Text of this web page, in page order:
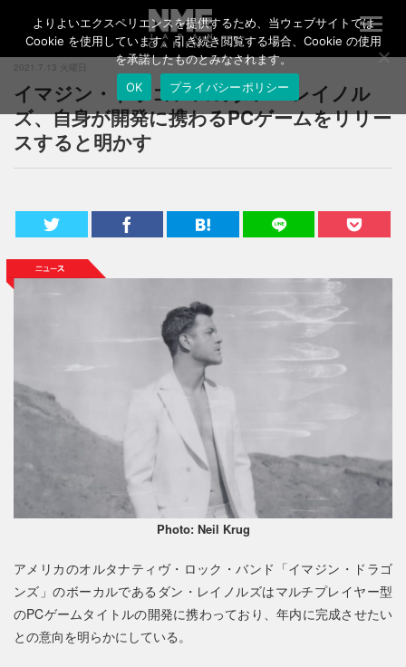
T
o
g
l
a
n
2021.7.13 火曜日
イマジン・ドラゴンズのダン・レイノル
ズ、自身が開発に携わるPCゲームをリリー
スすると明かす
Photo: Neil Krug
アメリカのオルタナティヴ・ロック・バンド「イマジン・ドラゴ
ンズ」のボーカルであるダン・レイノルズはマルチプレイヤー型
のPCゲームタイトルの開発に携わっており、年内に完成させたい
との意向を明らかにしている。
よりよいエクスペリエンスを提供するため、当ウェブサイトでは
Cookie を使用しています。引き続き閲覧する場合、Cookie の使用
を承諾したものとみなされます。
OK
プライバシーポリシー